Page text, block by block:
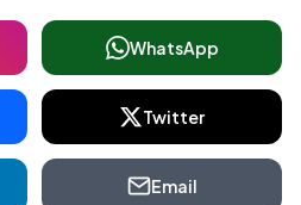
WhatsApp
Twitter
Email